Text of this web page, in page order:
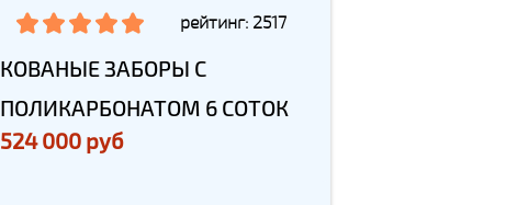
рейтинг: 2517
КОВАНЫЕ ЗАБОРЫ С
ПОЛИКАРБОНАТОМ 6 СОТОК
524 000 руб